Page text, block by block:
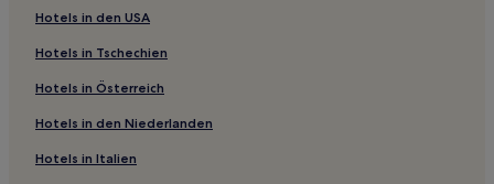
3-Sterne-Hotels in Ameglia
Ameglia Hotels
Santo Stefano di Magra Hotels
Hotels in den USA
Hotels in Tschechien
Hotels in Österreich
Hotels in den Niederlanden
Hotels in Italien